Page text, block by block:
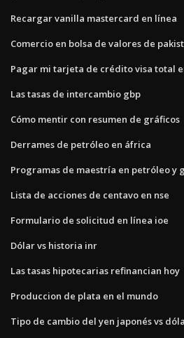
Recargar vanilla mastercard en línea
Comercio en bolsa de valores de
Pagar mi tarjeta de crédito visa total
Las tasas de intercambio gbp
Cómo mentir con resumen de gráficos
Derrames de petróleo en áfrica
Programas de maestría en petróleo y
Lista de acciones de centavo en nse
Formulario de solicitud en línea ioe
Dólar vs historia inr
Las tasas hipotecarias refinancian hoy
Produccion de plata en el mundo
Tipo de cambio del yen japonés vs